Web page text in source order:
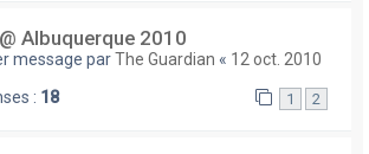
Albuquerque 2010
message parThe Guardian « 12 oct. 2010
: 18 1 2